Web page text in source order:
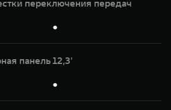
переключения передач
●
панель 12,3'
●